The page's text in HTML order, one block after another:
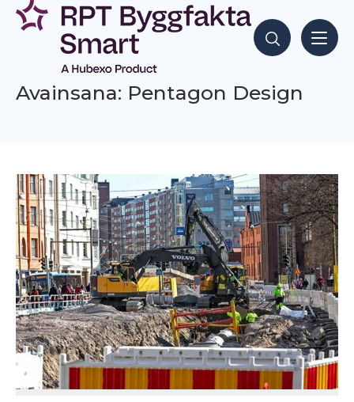
Siirry
sisältöön
Hae sisältöjä
Avainsana: Pentagon Design